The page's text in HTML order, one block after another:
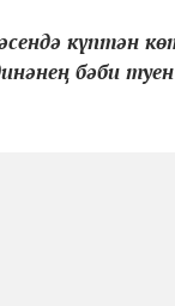
күптән
бәби туен